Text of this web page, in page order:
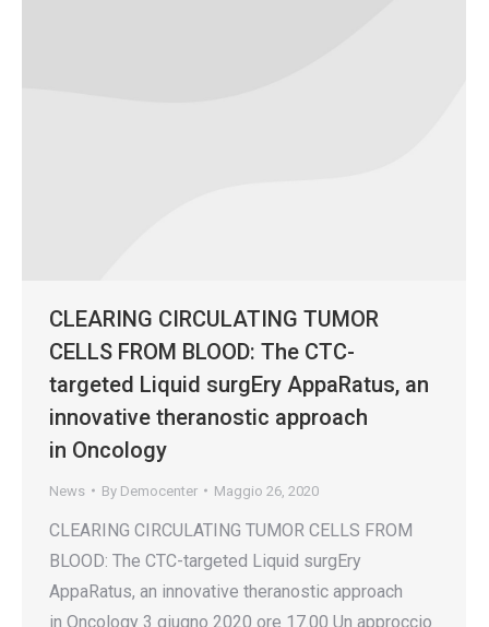
CLEARING CIRCULATING TUMOR
CELLS FROM BLOOD: The CTC-
targeted Liquid surgEry AppaRatus, an
innovative theranostic approach
in Oncology
News By Democenter Maggio 26, 2020
CLEARING CIRCULATING TUMOR CELLS FROM
BLOOD: The CTC-targeted Liquid surgEry
AppaRatus, an innovative theranostic approach
in Oncology 3 giugno 2020 ore 17.00 Un approccio